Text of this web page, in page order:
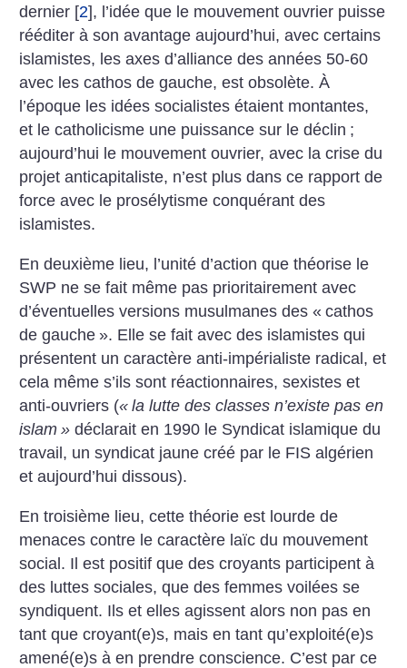
dernier [2], l’idée que le mouvement ouvrier puisse
rééditer à son avantage aujourd’hui, avec certains
islamistes, les axes d’alliance des années 50-60
avec les cathos de gauche, est obsolète. À
l’époque les idées socialistes étaient montantes,
et le catholicisme une puissance sur le déclin ;
aujourd’hui le mouvement ouvrier, avec la crise du
projet anticapitaliste, n’est plus dans ce rapport de
force avec le prosélytisme conquérant des
islamistes.
En deuxième lieu, l’unité d’action que théorise le
SWP ne se fait même pas prioritairement avec
d’éventuelles versions musulmanes des « cathos
de gauche ». Elle se fait avec des islamistes qui
présentent un caractère anti-impérialiste radical, et
cela même s’ils sont réactionnaires, sexistes et
anti-ouvriers (« la lutte des classes n’existe pas en
islam » déclarait en 1990 le Syndicat islamique du
travail, un syndicat jaune créé par le FIS algérien
et aujourd’hui dissous).
En troisième lieu, cette théorie est lourde de
menaces contre le caractère laïc du mouvement
social. Il est positif que des croyants participent à
des luttes sociales, que des femmes voilées se
syndiquent. Ils et elles agissent alors non pas en
tant que croyant(e)s, mais en tant qu’exploité(e)s
amené(e)s à en prendre conscience. C’est par ce